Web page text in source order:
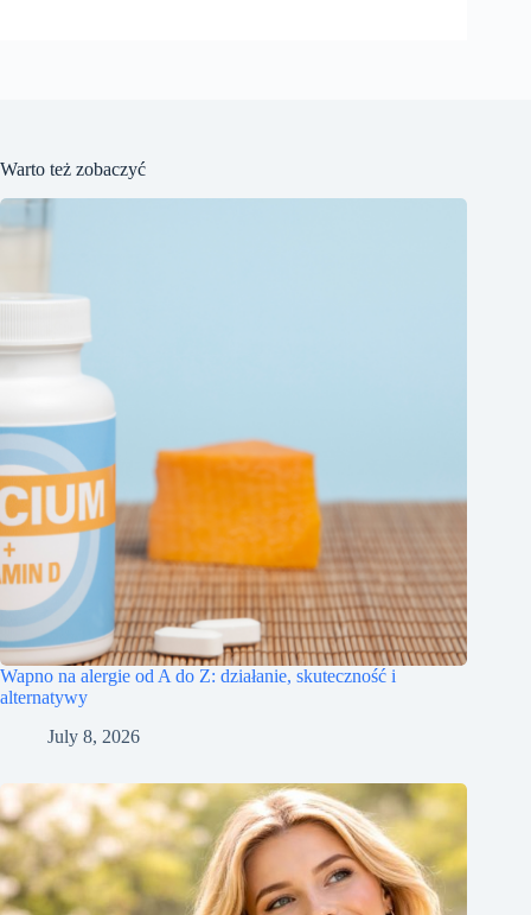
Warto też zobaczyć
Wapno na alergie od A do Z: działanie, skuteczność i
alternatywy
July 8, 2026